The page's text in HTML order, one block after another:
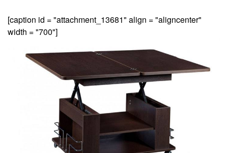
[caption id = "attachment_13681" align = "aligncenter"
width = "700"]